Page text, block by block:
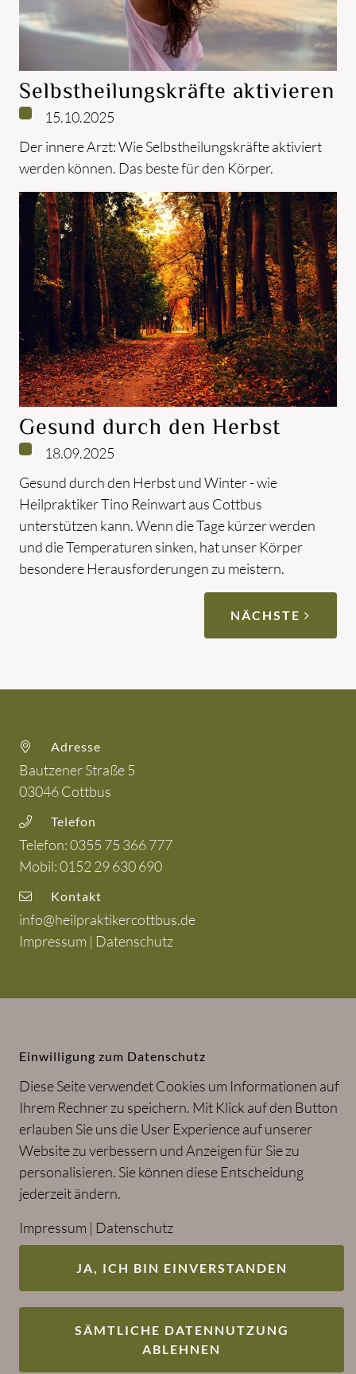
Selbstheilungskräfte aktivieren
15.10.2025
Der innere Arzt: Wie Selbstheilungskräfte aktiviert
werden können. Das beste für den Körper.
Gesund durch den Herbst
18.09.2025
Gesund durch den Herbst und Winter - wie
Heilpraktiker Tino Reinwart aus Cottbus
unterstützen kann. Wenn die Tage kürzer werden
und die Temperaturen sinken, hat unser Körper
besondere Herausforderungen zu meistern.
NÄCHSTE
Adresse
Bautzener Straße 5
03046Cottbus
Telefon
Telefon:0355 75 366 777
Mobil:0152 29 630 690
Kontakt
info@heilpraktikercottbus.de
Impressum | Datenschutz
Einwilligung zum Datenschutz
Diese Seite verwendet Cookies um Informationen auf
Ihrem Rechner zu speichern. Mit Klick auf den Button
erlauben Sie uns die User Experience auf unserer
Website zu verbessern und Anzeigen für Sie zu
personalisieren. Sie können diese Entscheidung
jederzeit ändern.
Impressum | Datenschutz
JA, ICH BIN EINVERSTANDEN
SÄMTLICHE DATENNUTZUNG
ABLEHNEN